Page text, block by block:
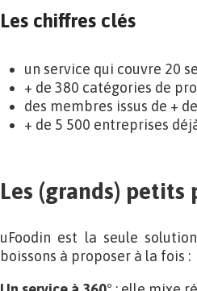
Les chiffres clés
un service qui couvre 20
+ de 380 catégories de
des membres issus de +
+ de 5 500 entreprises
Les (grands) petits
uFoodin est la seule
boissons à proposer à la fois :